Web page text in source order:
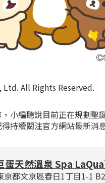
Ltd. All Rights Reserved.
小編聽說目前正在規劃聖
持續關注官方網站最新消
天然溫泉 Spa LaQua
都文京區春日1丁目1-1